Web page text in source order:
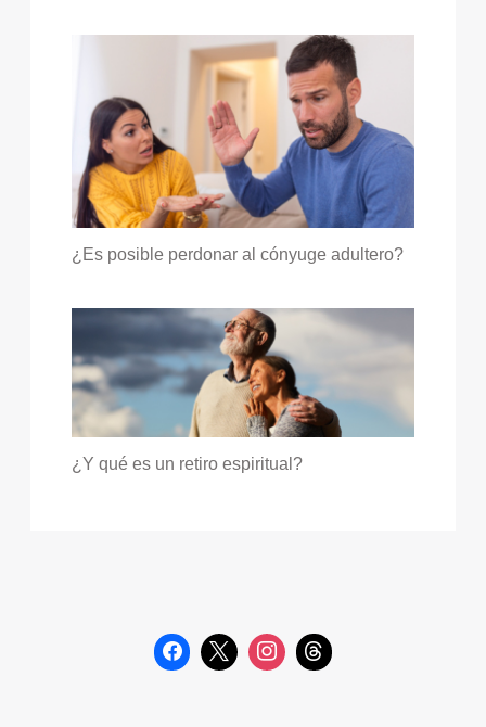
¿Es posible perdonar al cónyuge adultero?
¿Y qué es un retiro espiritual?